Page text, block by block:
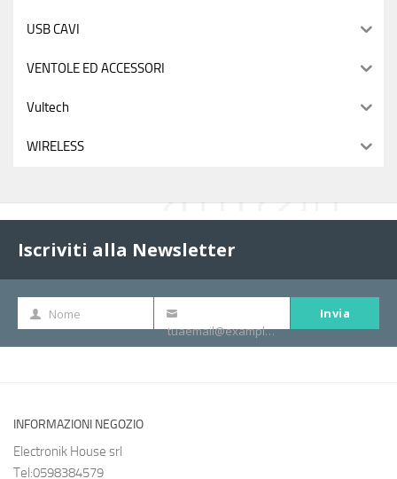
USB CAVI
VENTOLE ED ACCESSORI
Vultech
WIRELESS
Iscriviti alla Newsletter
Nome
Nome
tua
tuaemail@example.com
Invia
INFORMAZIONI NEGOZIO
Electronik House srl
Tel:0598384579